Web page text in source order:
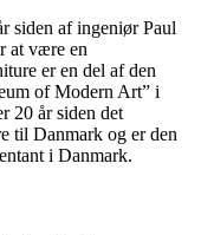
siden af ingeniør Paul
at være en
er en del af den
of Modern Art” i
20 år siden det
til Danmark og er den
i Danmark.